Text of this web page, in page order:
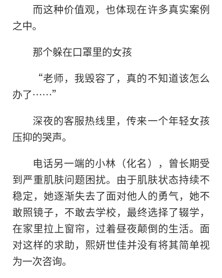
而这种价值观，也体现在许多真实案例
之中。
那个躲在口罩里的女孩
“老师，我毁容了，真的不知道该怎么
办了……”
深夜的客服热线里，传来一个年轻女孩
压抑的哭声。
电话另一端的小林（化名），曾长期受
到严重肌肤问题困扰。由于肌肤状态持续不
稳定，她逐渐失去了面对他人的勇气，她不
敢照镜子，不敢去学校，最终选择了辍学，
在家里拉上窗帘，过着昼夜颠倒的生活。面
对这样的求助，熙妍世佳并没有将其简单视
为一次咨询。